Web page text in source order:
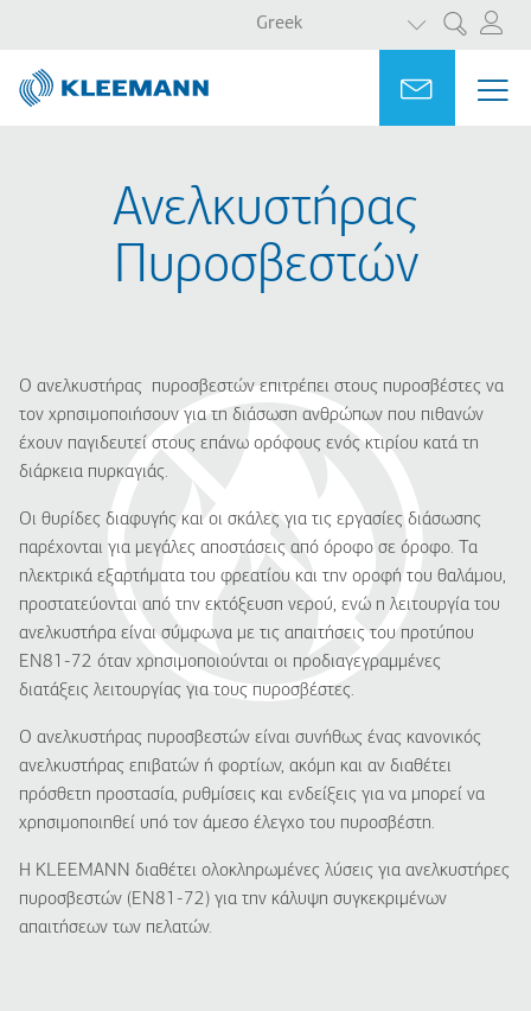
κυρίως
main
search
Αναζήτηση
Greek
ΛΙΣΤΑ
Ask for
Ανελκυστήρας
Πυροσβεστών
Ο ανελκυστήρας πυροσβεστών επιτρέπει στους πυροσβέστες να
τον χρησιμοποιήσουν για τη διάσωση ανθρώπων που πιθανών
έχουν παγιδευτεί στους επάνω ορόφους ενός κτιρίου κατά τη
διάρκεια πυρκαγιάς.
Οι θυρίδες διαφυγής και οι σκάλες για τις εργασίες διάσωσης
παρέχονται για μεγάλες αποστάσεις από όροφο σε όροφο. Τα
ηλεκτρικά εξαρτήματα του φρεατίου και την οροφή του θαλάμου,
προστατεύονται από την εκτόξευση νερού, ενώ η λειτουργία του
ανελκυστήρα είναι σύμφωνα με τις απαιτήσεις του προτύπου
EN81-72 όταν χρησιμοποιούνται οι προδιαγεγραμμένες
διατάξεις λειτουργίας για τους πυροσβέστες.
Ο ανελκυστήρας πυροσβεστών είναι συνήθως ένας κανονικός
ανελκυστήρας επιβατών ή φορτίων, ακόμη και αν διαθέτει
πρόσθετη προστασία, ρυθμίσεις και ενδείξεις για να μπορεί να
χρησιμοποιηθεί υπό τον άμεσο έλεγχο του πυροσβέστη.
Η KLEEMANN διαθέτει ολοκληρωμένες λύσεις για ανελκυστήρες
πυροσβεστών (EN81-72) για την κάλυψη συγκεκριμένων
απαιτήσεων των πελατών.
Portal